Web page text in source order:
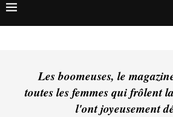
Les boomeuses, le
toutes les femmes qui frôlent
l'ont joyeusement